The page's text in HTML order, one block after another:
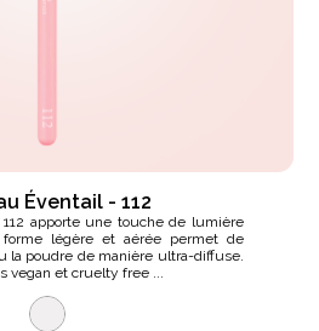
Éventail - 112
apporte une touche de lumière
forme légère et aérée permet de
la poudre de manière ultra-diffuse.
vegan et cruelty free ...